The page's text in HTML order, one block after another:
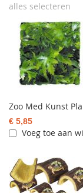
alles selecteren
Zoo Med Kunst
€ 5,85
Voeg toe aan